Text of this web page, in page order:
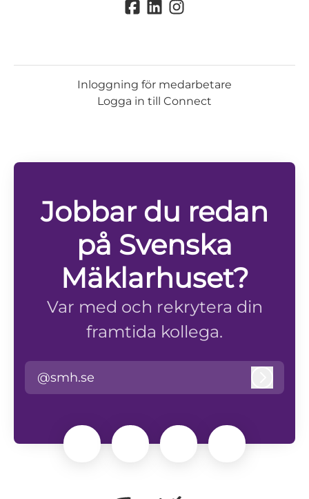
Inloggning för medarbetare
Logga in till Connect
Jobbar du redan
på Svenska
Mäklarhuset?
Var med och rekrytera din
framtida kollega.
@smh.se